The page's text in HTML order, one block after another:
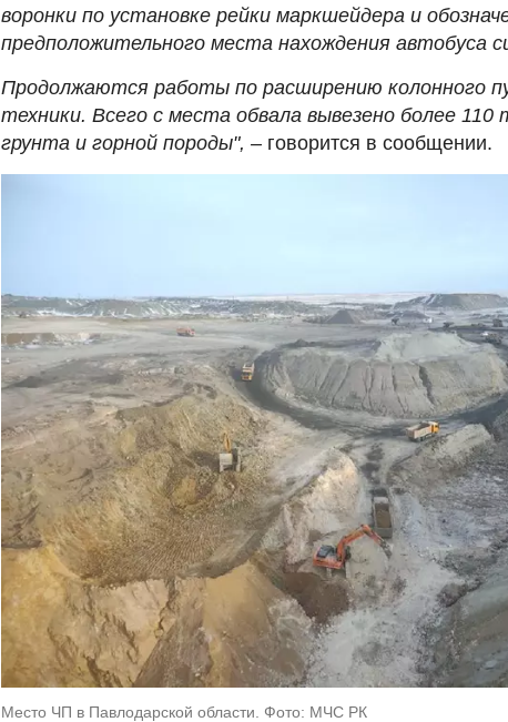
воронки по установке рейки маркшейдера и
предположительного места нахождения автобуса
Продолжаются работы по расширению колонного
техники. Всего с места обвала вывезено более
грунта и горной породы", – говорится в сообщении.
Место ЧП в Павлодарской области. Фото: МЧС РК